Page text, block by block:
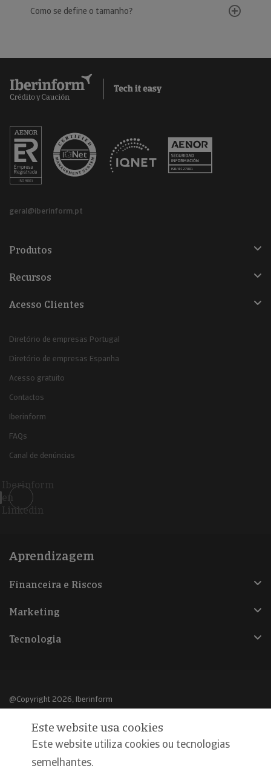
Como se define o tamanho?
geral@iberinform.pt
Produtos
Recursos
Acesso Clientes
Diretório de empresas Portugal
Diretório de empresas Espanha
Acesso gratuito
Contactos
Iberinform
FAQs
Canal de denúncias
Iberinform
en
Linkedin
Aprendizagem
Financeira e Riscos
Marketing
Tecnologia
@Copyright 2026, Iberinform
Aviso legal
Política de cookies
Este website usa cookies
Este website utiliza cookies ou tecnologias
semelhantes,